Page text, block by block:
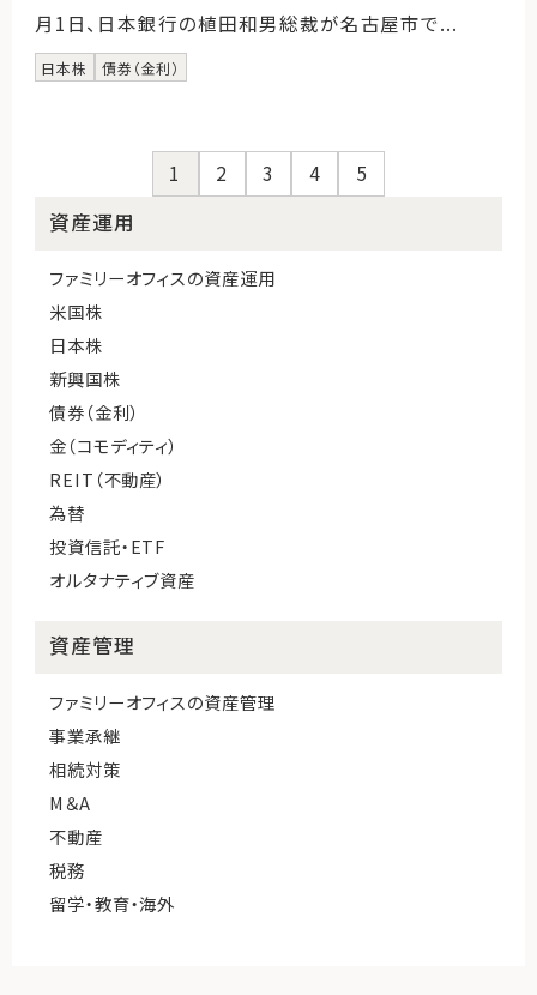
月1日、日本銀行の植田和男総裁が名古屋市で...
日本株 債券（金利）
1 2 3 4 5
資産運用
ファミリーオフィスの資産運用
米国株
日本株
新興国株
債券（金利）
金（コモディティ）
REIT（不動産）
為替
投資信託・ETF
オルタナティブ資産
資産管理
ファミリーオフィスの資産管理
事業承継
相続対策
M＆A
不動産
税務
留学・教育・海外